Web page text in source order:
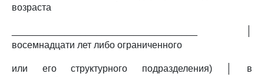
возраста
восемнадцати лет либо ограниченного
или его структурного подразделения) │ в